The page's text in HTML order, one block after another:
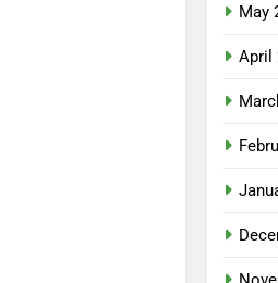
May
April